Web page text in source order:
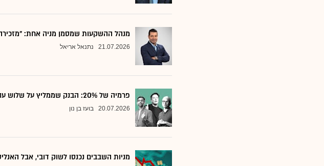
מנהל ההשקעות שמסמן מניה אחת:
21.07.2026 נתנאל אריאל
פרמיה של 20%: הבנק שממליץ על שלוש ענקיות הטכנולוגיה
20.07.2026 בועז בן נון
מניות השבבים נכנסו לשוק דובי, אבל